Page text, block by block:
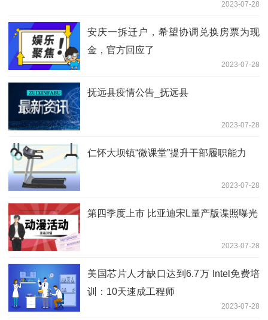
2023-07-28
安庆一拆迁户，希望协调兑换房票为现
金，官方回应了
2023-07-28
抚远县疫情公告_抚远县
2023-07-28
仁怀大坝镇“微课堂”提升干部履职能力
2023-07-28
第四季度上市 比亚迪宋L量产版谍照曝光
2023-07-28
美国芯片人才缺口达到6.7万 Intel免费培
训：10天速成工程师
2023-07-28